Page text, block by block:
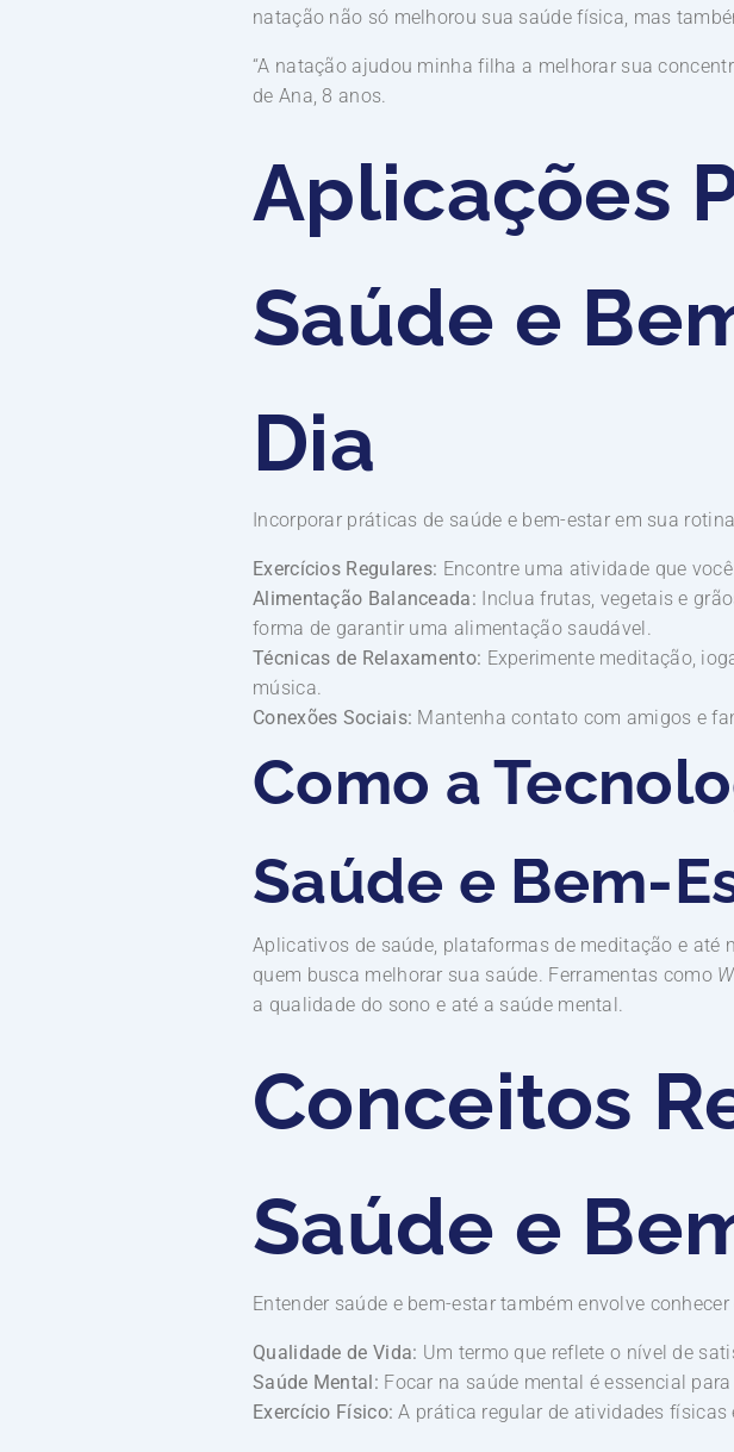
natação não só melhorou sua saúde física, mas
“A natação ajudou minha filha a melhorar sua
de Ana, 8 anos.
Aplicações
Saúde e
Dia
Incorporar práticas de saúde e bem-estar em sua
Exercícios Regulares: Encontre uma atividade que
Alimentação Balanceada: Inclua frutas, vegetais e
forma de garantir uma alimentação saudável.
Técnicas de Relaxamento: Experimente meditação,
música.
Conexões Sociais: Mantenha contato com amigos e
Como a
Saúde e Bem-
Aplicativos de saúde, plataformas de meditação e até
quem busca melhorar sua saúde. Ferramentas como
a qualidade do sono e até a saúde mental.
Conceitos
Saúde e
Entender saúde e bem-estar também envolve
Qualidade de Vida: Um termo que reflete o nível de
Saúde Mental: Focar na saúde mental é essencial
Exercício Físico: A prática regular de atividades